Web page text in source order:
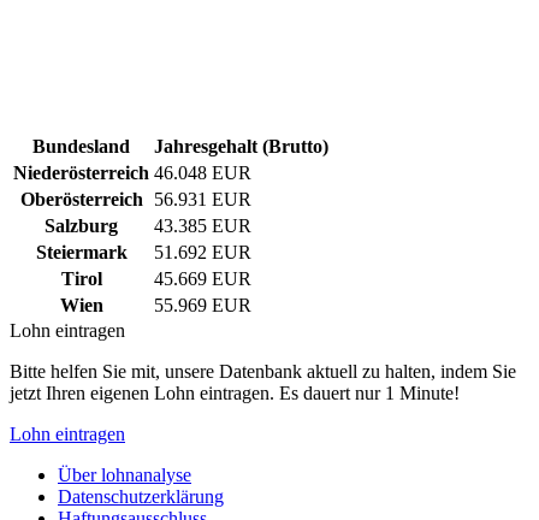
Bundesland
Jahresgehalt (Brutto)
Niederösterreich 46.048 EUR
Oberösterreich
56.931 EUR
Salzburg
43.385 EUR
Steiermark
51.692 EUR
Tirol
45.669 EUR
Wien
55.969 EUR
Lohn eintragen
Bitte helfen Sie mit, unsere Datenbank aktuell zu halten, indem Sie
jetzt Ihren eigenen Lohn eintragen. Es dauert nur 1 Minute!
Lohn eintragen
Über lohnanalyse
Datenschutzerklärung